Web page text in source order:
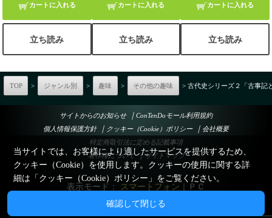
カートに入れる
立ち読み
カートに入れる
立ち読み
カートに入れる
立ち読み
TOP > ジャンル別 > 趣味 > その他の趣味 > 古代史シリーズ２「古事記
サイトからのお知らせ ｜ ConTenDoモール利用規約
個人情報保護方針
｜ クッキー（Cookie）ポリシー ｜ 会社概要
特定商取引法に定める記載事項
著作権について ｜サイトマップ
表示モード： スマートフォン ＰＣ
© Esperant System Co., Ltd.
当サイトでは、お客様により適したサービスを提供するため、
クッキー（Cookie）を使用します。クッキーの使用に関する詳
細は「クッキー（Cookie）ポリシー 」をご覧ください。
確認して閉じる